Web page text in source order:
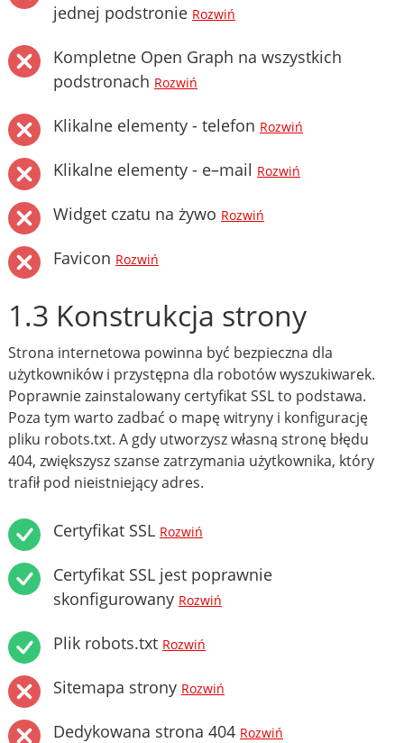
jednej podstronie Rozwiń
Kompletne Open Graph na wszystkich
podstronach Rozwiń
Klikalne elementy - telefon Rozwiń
Klikalne elementy - e–mail Rozwiń
Widget czatu na żywo Rozwiń
Favicon Rozwiń
1.3 Konstrukcja strony
Strona internetowa powinna być bezpieczna dla
użytkowników i przystępna dla robotów wyszukiwarek.
Poprawnie zainstalowany certyfikat SSL to podstawa.
Poza tym warto zadbać o mapę witryny i konfigurację
pliku robots.txt. A gdy utworzysz własną stronę błędu
404, zwiększysz szanse zatrzymania użytkownika, który
trafił pod nieistniejący adres.
Certyfikat SSL Rozwiń
Certyfikat SSL jest poprawnie
skonfigurowany Rozwiń
Plik robots.txt Rozwiń
Sitemapa strony Rozwiń
Dedykowana strona 404 Rozwiń